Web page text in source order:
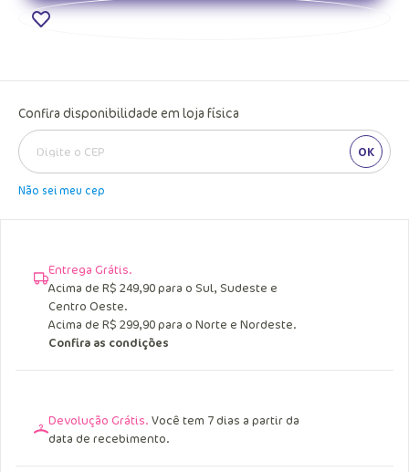
Confira disponibilidade em loja física
OK
Não sei meu cep
Entrega Grátis.
Acima de R$ 249,90 para o Sul, Sudeste e
Centro Oeste.
Acima de R$ 299,90 para o Norte e Nordeste.
Confira as condições
Devolução Grátis. Você tem 7 dias a partir da
data de recebimento.